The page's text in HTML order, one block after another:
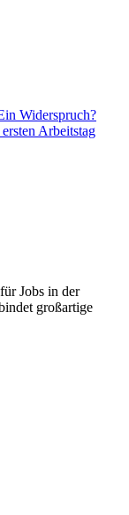
Widerspruch?
Arbeitstag
Jobs in der
großartige